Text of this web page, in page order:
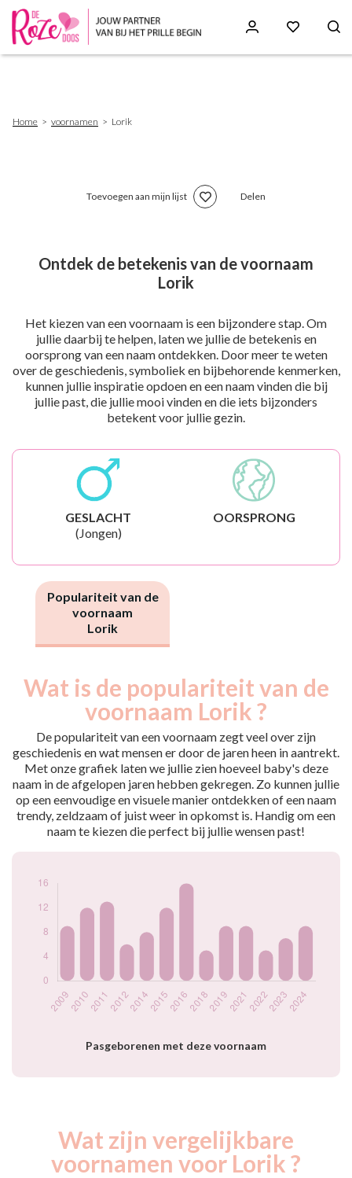
Home voornamen Lorik
Toevoegen aan mijn lijst Delen
Ontdek de betekenis van de voornaam
Lorik
Het kiezen van een voornaam is een bijzondere stap. Om
jullie daarbij te helpen, laten we jullie de betekenis en
oorsprong van een naam ontdekken. Door meer te weten
over de geschiedenis, symboliek en bijbehorende kenmerken,
kunnen jullie inspiratie opdoen en een naam vinden die bij
jullie past, die jullie mooi vinden en die iets bijzonders
betekent voor jullie gezin.
GESLACHT
(Jongen)
OORSPRONG
Populariteit van de
voornaam
Lorik
Wat is de populariteit van de
voornaam Lorik ?
De populariteit van een voornaam zegt veel over zijn
geschiedenis en wat mensen er door de jaren heen in aantrekt.
Met onze grafiek laten we jullie zien hoeveel baby's deze
naam in de afgelopen jaren hebben gekregen. Zo kunnen jullie
op een eenvoudige en visuele manier ontdekken of een naam
trendy, zeldzaam of juist weer in opkomst is. Handig om een
naam te kiezen die perfect bij jullie wensen past!
Pasgeborenen met deze voornaam
Popularité du
Année
Nouveaux-
nés
2010
12
2011
13
2012
6
2014
8
2015
12
2016
16
5
2022
2023
Wat zijn vergelijkbare
voornamen voor Lorik ?